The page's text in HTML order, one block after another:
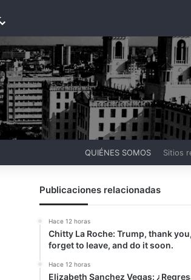
QUIÉNES SOMOS Sitios
Publicaciones relacionadas
Hace 12 horas
Chitty La Roche: Trump, thank
forget to leave, and do it soon.
Hace 12 horas
Elizabeth Sanchez Vegas: